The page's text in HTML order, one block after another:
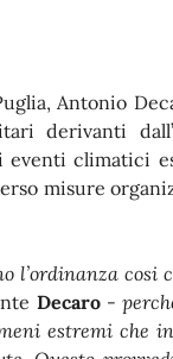
Antonio
derivanti
eventi climatici
misure
l’ordinanza
Decaro-
estremi che